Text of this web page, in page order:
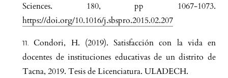
Sciences. 180, pp 1067-1073.
https://doi.org/10.1016/j.sbspro.2015.02.207
Condori, H. (2019). Satisfacción con la vida en
docentes de instituciones educativas de un distrito de
Tacna, 2019. Tesis de Licenciatura. ULADECH.